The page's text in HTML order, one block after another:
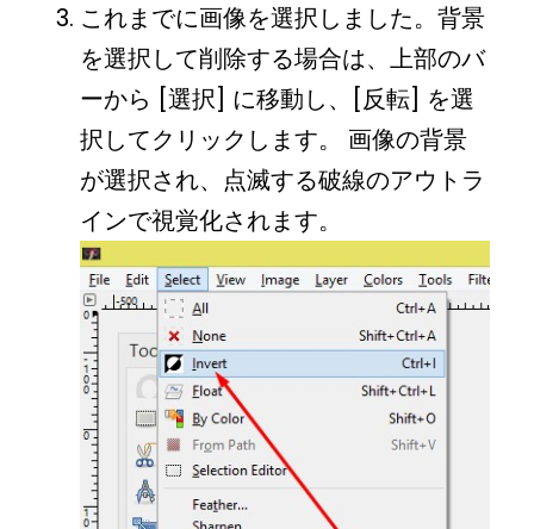
これまでに画像を選択しました。背景
を選択して削除する場合は、上部のバ
ーから [選択] に移動し、[反転] を選
択してクリックします。 画像の背景
が選択され、点滅する破線のアウトラ
インで視覚化されます。